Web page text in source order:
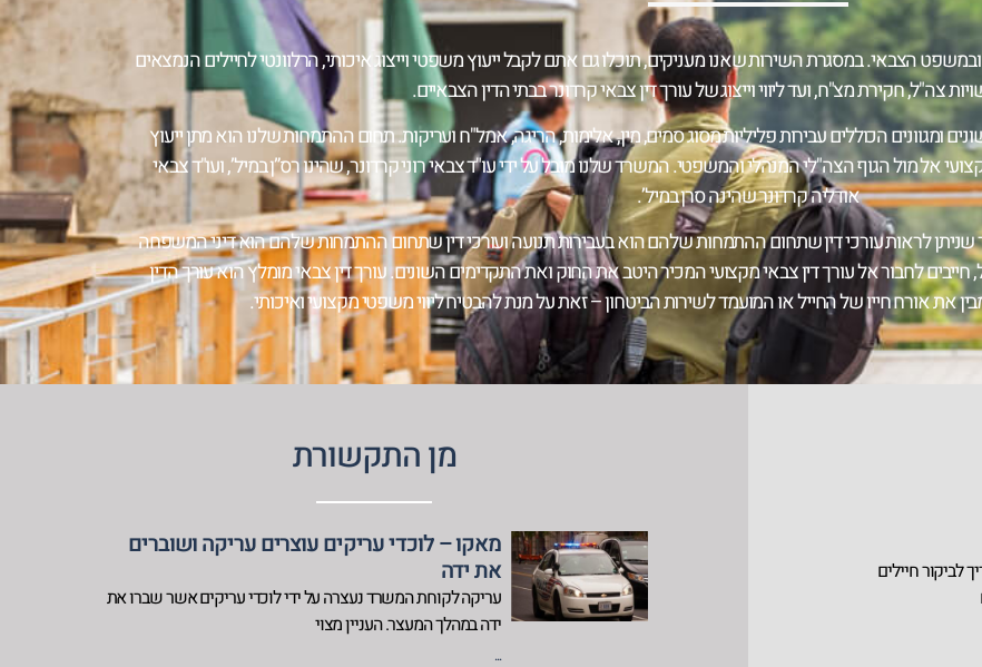
הצבאי. במסגרת השירות שאנו מעניקים, תוכלו גם אתם לקבל ייעוץ משפטי וייצוג איכותי, הרלוונטי לחיילים הנמצאים
צה"ל, חקירת מצ"ח, ועד ליווי וייצוג של עורך דין צבאי קרדונר בבתי הדין הצבאיים.
ומגוונים הכוללים עבירות פליליות מסוג סמים, מין, אלימות, הריגה, אמל"ח ועריקות. תחום ההתמחות שלנו הוא מתן ייעוץ
אל מול הגוף הצה"לי המנהלי והמשפטי. המשרד שלנו מובל על ידי עו"ד צבאי רוני קרדונר, שהינו רס”ן במיל’, ועו"ד צבאי
אודליה קרדונר שהינה סרן במיל’.
שניתן לראות עורכי דין שתחום ההתמחות שלהם הוא בעבירות תנועה ועורכי דין שתחום ההתמחות שלהם הוא דיני המשפחה
חייבים לחבור אל עורך דין צבאי מקצועי המכיר היטב את החוק ואת התקדימים השונים. עורך דין צבאי מומלץ הוא עורך הדין
את אורח חייו של החייל או המועמד לשירות הביטחון – זאת על מנת להבטיח ליווי משפטי מקצועי ואיכותי.
לביקור חיילים
מן התקשורת
מאקו – לוכדי עריקים עוצרים עריקה ושוברים
את ידה
עריקה לקוחת המשרד נעצרה על ידי לוכדי עריקים אשר שברו את
ידה במהלך המעצר. העניין מצוי
...